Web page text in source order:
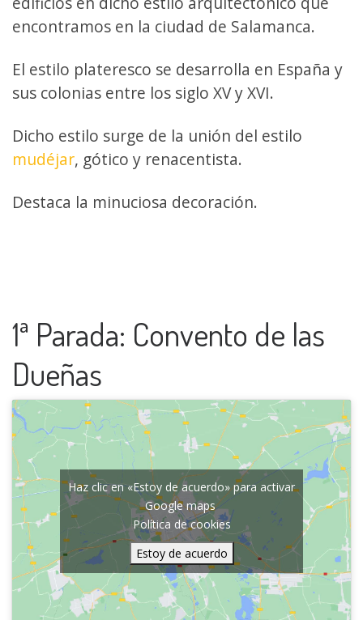
encontramos en la ciudad de Salamanca.
El estilo plateresco se desarrolla en España y
sus colonias entre los siglo XV y XVI.
Dicho estilo surge de la unión del estilo
mudéjar, gótico y renacentista.
Destaca la minuciosa decoración.
1ª Parada: Convento de las
Dueñas
Haz clic en «Estoy de acuerdo» para activar
Google maps
Política de cookies
Estoy de acuerdo